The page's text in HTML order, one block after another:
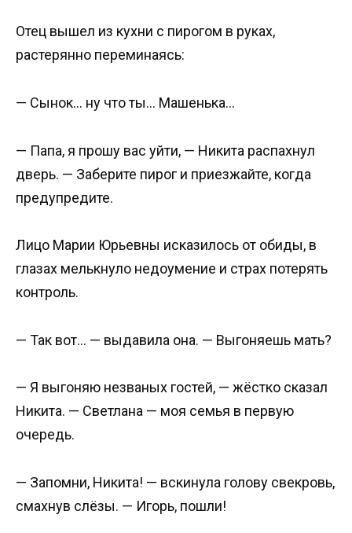
Отец вышел из кухни с пирогом в руках,
растерянно переминаясь:
— Сынок… ну что ты… Машенька…
— Папа, я прошу вас уйти, — Никита распахнул
дверь. — Заберите пирог и приезжайте, когда
предупредите.
Лицо Марии Юрьевны исказилось от обиды, в
глазах мелькнуло недоумение и страх потерять
контроль.
— Так вот… — выдавила она. — Выгоняешь мать?
— Я выгоняю незваных гостей, — жёстко сказал
Никита. — Светлана — моя семья в первую
очередь.
— Запомни, Никита! — вскинула голову свекровь,
смахнув слёзы. — Игорь, пошли!